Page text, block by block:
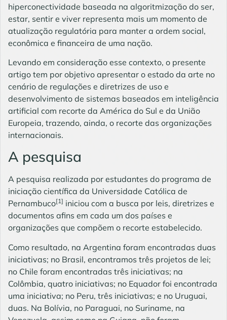
hiperconectividade baseada na algoritmização do ser,
estar, sentir e viver representa mais um momento de
atualização regulatória para manter a ordem social,
econômica e financeira de uma nação.
Levando em consideração esse contexto, o presente
artigo tem por objetivo apresentar o estado da arte no
cenário de regulações e diretrizes de uso e
desenvolvimento de sistemas baseados em inteligência
artificial com recorte da América do Sul e da União
Europeia, trazendo, ainda, o recorte das organizações
internacionais.
A pesquisa
A pesquisa realizada por estudantes do programa de
iniciação científica da Universidade Católica de
Pernambuco[1] iniciou com a busca por leis, diretrizes e
documentos afins em cada um dos países e
organizações que compõem o recorte estabelecido.
Como resultado, na Argentina foram encontradas duas
iniciativas; no Brasil, encontramos três projetos de lei;
no Chile foram encontradas três iniciativas; na
Colômbia, quatro iniciativas; no Equador foi encontrada
uma iniciativa; no Peru, três iniciativas; e no Uruguai,
duas. Na Bolívia, no Paraguai, no Suriname, na